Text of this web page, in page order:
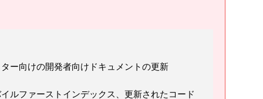
ー向けの開発者向けドキュメントの更新
ルファーストインデックス、更新されたコード